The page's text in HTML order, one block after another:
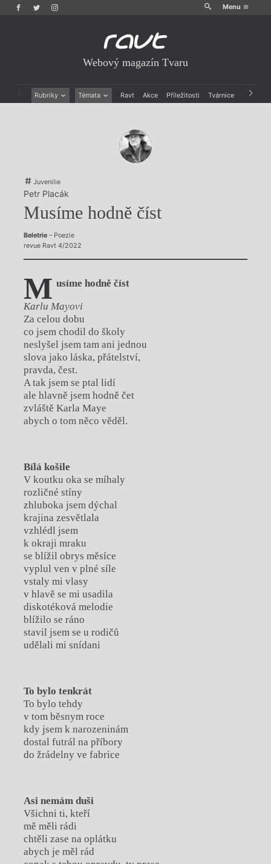
Menu
Webový magazín Tvaru
Rubriky Témata Ravt Akce Příležitosti Tvárnice Archiv
Výroční ceny
Juvenilie
Petr Placák
Musíme hodně číst
Beletrie– Poezie
revue Ravt 4/2022
M usíme hodně číst
Karlu Mayovi
Za celou dobu
co jsem chodil do školy
neslyšel jsem tam ani jednou
slova jako láska, přátelství,
pravda, čest.
A tak jsem se ptal lidí
ale hlavně jsem hodně čet
zvláště Karla Maye
abych o tom něco věděl.
Bílá košile
V koutku oka se míhaly
rozličné stíny
zhluboka jsem dýchal
krajina zesvětlala
vzhlédl jsem
k okraji mraku
se blížil obrys měsíce
vyplul ven v plné síle
vstaly mi vlasy
v hlavě se mi usadila
diskotéková melodie
blížilo se ráno
stavil jsem se u rodičů
udělali mi snídani
To bylo tenkrát
To bylo tehdy
v tom běsnym roce
kdy jsem k narozeninám
dostal futrál na příbory
do žrádelny ve fabrice
Asi nemám duši
Všichni ti, kteří
mě měli rádi
chtěli zase na oplátku
abych je měl rád